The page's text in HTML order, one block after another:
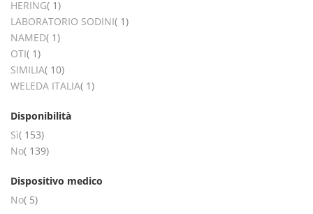
HERING 1elemento
LABORATORIO SODINI 1elemento
NAMED 1elemento
OTI 1elemento
SIMILIA 10elementi
WELEDA ITALIA 1elemento
Disponibilità
Sì 153elementi
No 139elementi
Dispositivo medico
No 5elementi